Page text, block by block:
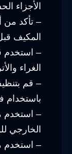
الأجزاء
– تأكد من
المكيف
– استخدم
الغراء
– قم
باستخدام
– استخدم
الخارجي
– استخدم